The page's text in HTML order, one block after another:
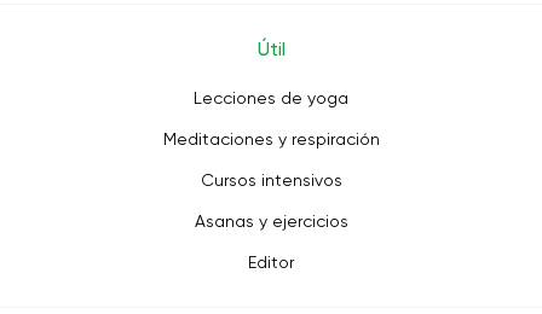
Útil
Lecciones de yoga
Meditaciones y respiración
Cursos intensivos
Asanas y ejercicios
Editor